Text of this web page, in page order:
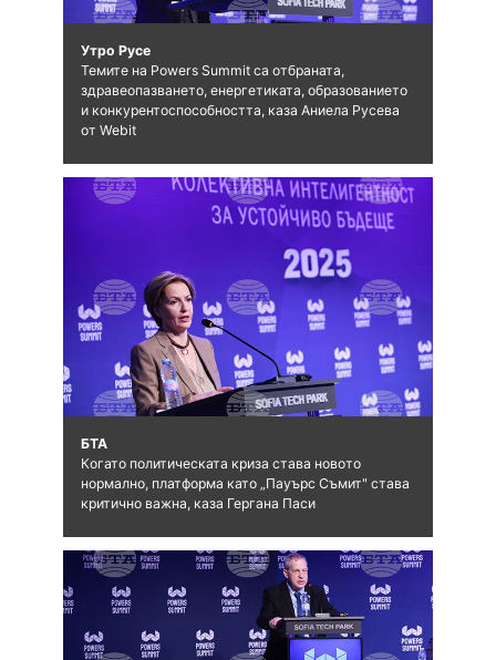
Утро Русе
Темите на Powers Summit са отбраната,
здравеопазването, енергетиката, образованието
и конкурентоспособността, каза Аниела Русева
от Webit
БТА
Когато политическата криза става новото
нормално, платформа като „Пауърс Съмит" става
критично важна, каза Гергана Паси